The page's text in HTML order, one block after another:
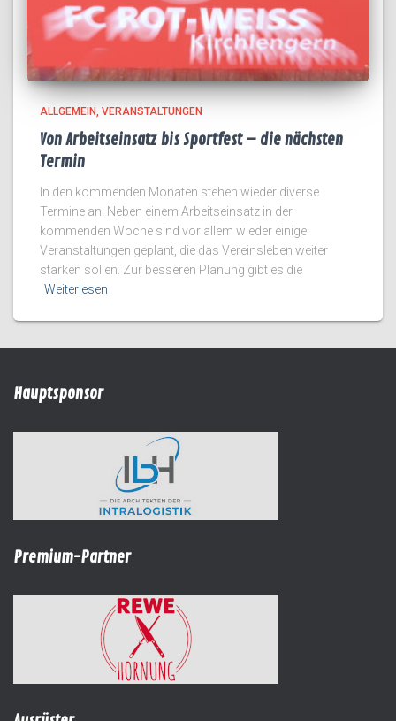
ALLGEMEIN VERANSTALTUNGEN
Von Arbeitseinsatz bis Sportfest – die nächsten
Termin
In den kommenden Monaten stehen wieder diverse
Termine an. Neben einem Arbeitseinsatz in der
kommenden Woche sind vor allem wieder einige
Veranstaltungen geplant, die das Vereinsleben weiter
stärken sollen. Zur besseren Planung gibt es die
Weiterlesen
Hauptsponsor
Premium-Partner